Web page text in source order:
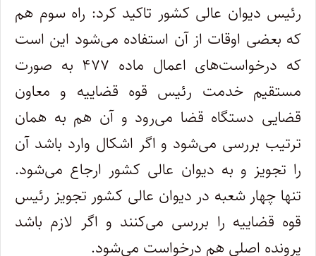
رئیس دیوان عالی کشور تاکید کرد: راه سوم هم
که بعضی اوقات از آن استفاده می‌شود این است
که درخواست‌های اعمال ماده ۴۷۷ به صورت
مستقیم خدمت رئیس قوه قضاییه و معاون
قضایی دستگاه قضا می‌رود و آن هم به همان
ترتیب بررسی می‌شود و اگر اشکال وارد باشد آن
را تجویز و به دیوان عالی کشور ارجاع می‌شود.
تنها چهار شعبه در دیوان عالی کشور تجویز رئیس
قوه قضاییه را بررسی می‌کنند و اگر لازم باشد
پرونده اصلی هم درخواست می‌شود.